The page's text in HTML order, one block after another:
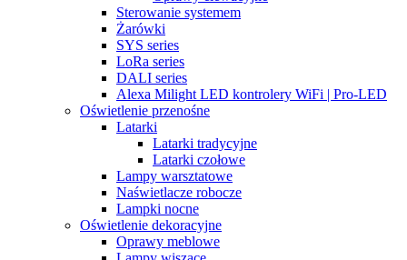
Sterowanie systemem
Żarówki
SYS series
LoRa series
DALI series
Alexa Milight LED kontrolery WiFi | Pro-LED
Oświetlenie przenośne
Latarki
Latarki tradycyjne
Latarki czołowe
Lampy warsztatowe
Naświetlacze robocze
Lampki nocne
Oświetlenie dekoracyjne
Oprawy meblowe